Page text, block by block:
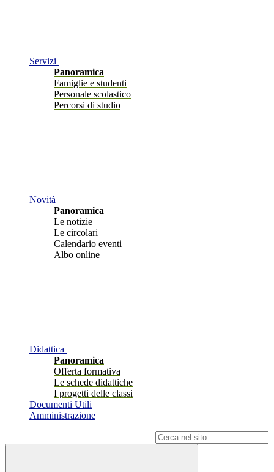
Servizi
Panoramica
Famiglie e studenti
Personale scolastico
Percorsi di studio
Novità
Panoramica
Le notizie
Le circolari
Calendario eventi
Albo online
Didattica
Panoramica
Offerta formativa
Le schede didattiche
I progetti delle classi
Documenti Utili
Amministrazione